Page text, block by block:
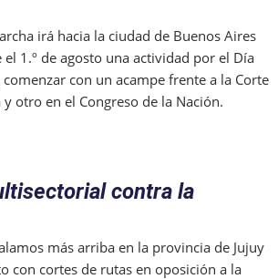
irá hacia la ciudad de Buenos Aires
1.º de agosto una actividad por el Día
con un acampe frente a la Corte
y otro en el Congreso de la Nación.
contra la
más arriba en la provincia de Jujuy
con cortes de rutas en oposición a la